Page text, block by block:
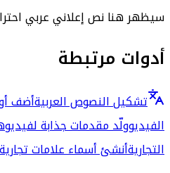
سيظهر هنا نص إعلاني عربي
أدوات مرتبطة
تشكيل النصوص العربيةأضف
الفيديوولّد مقدمات جذابة
التجاريةأنشئ أسماء علامات